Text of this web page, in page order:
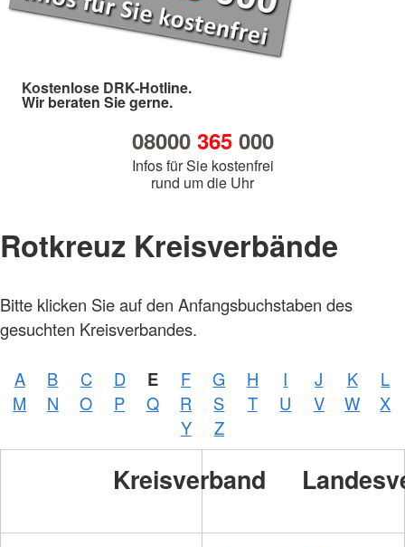
Kostenlose DRK-Hotline.
Wir beraten Sie gerne.
08000 365000
Infos für Sie kostenfrei
rund um die Uhr
Rotkreuz Kreisverbände
Bitte klicken Sie auf den Anfangsbuchstaben des
gesuchten Kreisverbandes.
A B C D E F G H I J K
L
M
N O P Q R S T U V W
X
Y
Z
Kreisverband